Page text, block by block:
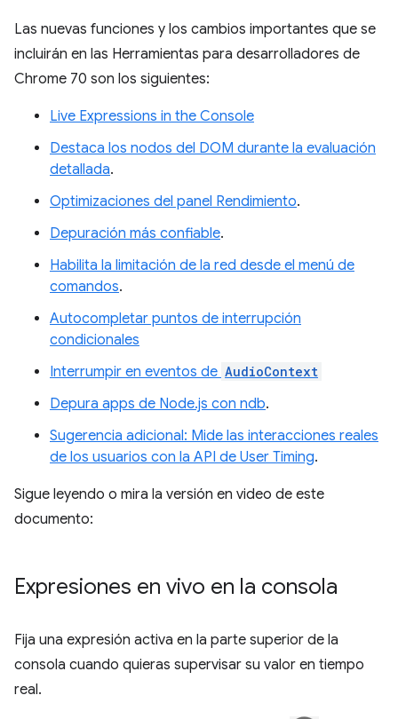
Las nuevas funciones y los cambios importantes que se
incluirán en las Herramientas para desarrolladores de
Chrome 70 son los siguientes:
Live Expressions in the Console
Destaca los nodos del DOM durante la evaluación
detallada.
Optimizaciones del panel Rendimiento.
Depuración más confiable.
Habilita la limitación de la red desde el menú de
comandos.
Autocompletar puntos de interrupción
condicionales
Interrumpir en eventos de AudioContext
Depura apps de Node.js con ndb.
Sugerencia adicional: Mide las interacciones reales
de los usuarios con la API de User Timing.
Sigue leyendo o mira la versión en video de este
documento:
Expresiones en vivo en la consola
Fija una expresión activa en la parte superior de la
consola cuando quieras supervisar su valor en tiempo
real.